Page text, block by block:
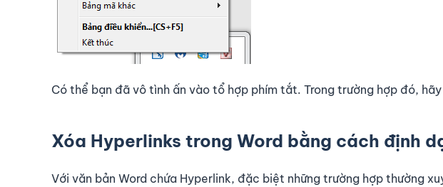
Có thể bạn đã vô tình ấn vào tổ hợp phím tắt. Trong trường hợp đó,
Xóa Hyperlinks trong Word bằng cách định
Với văn bản Word chứa Hyperlink, đặc biệt những trường hợp thường